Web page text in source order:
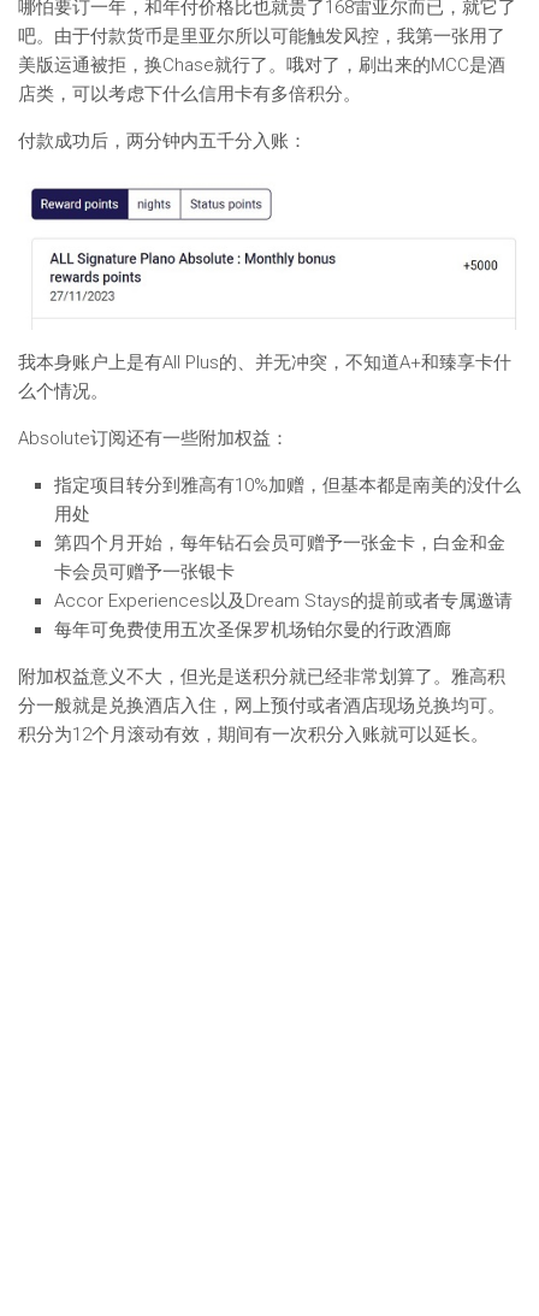
哪怕要订一年，和年付价格比也就贵了168雷亚尔而已，就它了
吧。由于付款货币是里亚尔所以可能触发风控，我第一张用了
美版运通被拒，换Chase就行了。哦对了，刷出来的MCC是酒
店类，可以考虑下什么信用卡有多倍积分。
付款成功后，两分钟内五千分入账：
我本身账户上是有All Plus的、并无冲突，不知道A+和臻享卡什
么个情况。
Absolute订阅还有一些附加权益：
指定项目转分到雅高有10%加赠，但基本都是南美的没什么
用处
第四个月开始，每年钻石会员可赠予一张金卡，白金和金
卡会员可赠予一张银卡
Accor Experiences以及Dream Stays的提前或者专属邀请
每年可免费使用五次圣保罗机场铂尔曼的行政酒廊
附加权益意义不大，但光是送积分就已经非常划算了。雅高积
分一般就是兑换酒店入住，网上预付或者酒店现场兑换均可。
积分为12个月滚动有效，期间有一次积分入账就可以延长。